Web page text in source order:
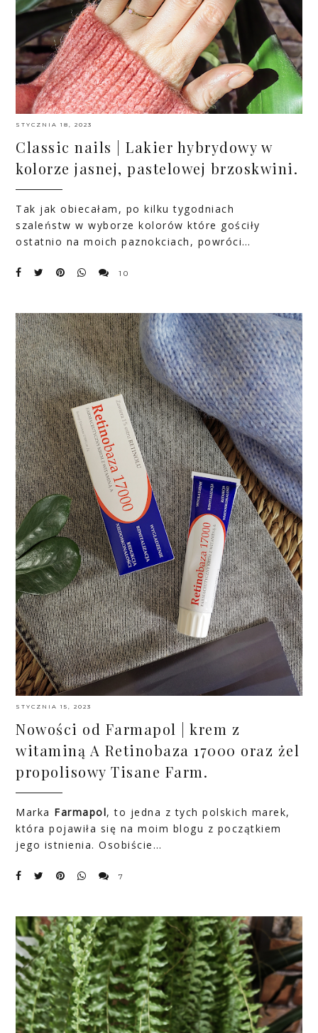
STYCZNIA 18, 2023
Classic nails | Lakier hybrydowy w
kolorze jasnej, pastelowej brzoskwini.
Tak jak obiecałam, po kilku tygodniach
szaleństw w wyborze kolorów które gościły
ostatnio na moich paznokciach, powróci…
10
STYCZNIA 15, 2023
Nowości od Farmapol | krem z
witaminą A Retinobaza 17000 oraz żel
propolisowy Tisane Farm.
Marka Farmapol, to jedna z tych polskich marek,
która pojawiła się na moim blogu z początkiem
jego istnienia. Osobiście…
7